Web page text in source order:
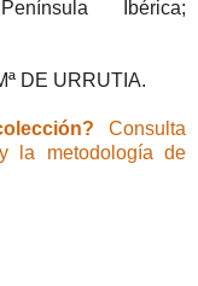
Ibérica;
DE URRUTIA.
Consulta
la metodología de